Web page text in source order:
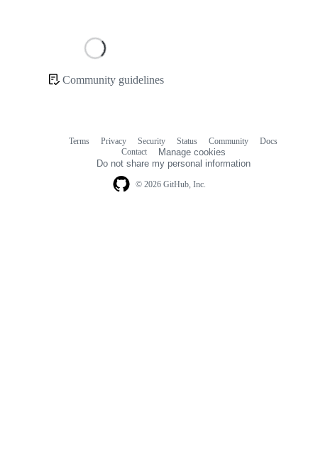
Community guidelines
© 2026 GitHub, Inc.
Terms Privacy Security Status Community
Docs
Contact
Manage cookies
Do not share my personal information